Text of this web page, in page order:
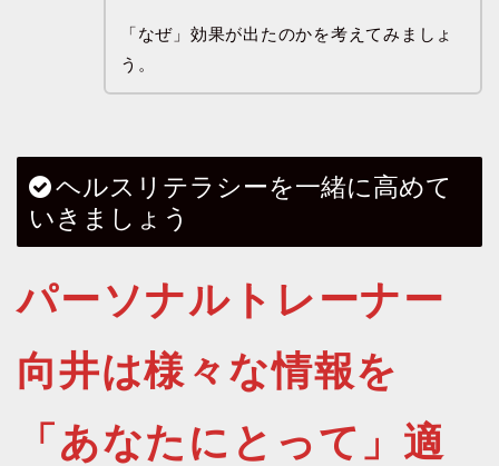
「なぜ」効果が出たのかを考えてみましょ
う。
ヘルスリテラシーを一緒に高めて
いきましょう
パーソナルトレーナー
向井は様々な情報を
「あなたにとって」適